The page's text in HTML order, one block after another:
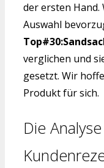
der ersten Hand.
Auswahl
verglichen und
gesetzt. Wir
Produkt für sich.
Die